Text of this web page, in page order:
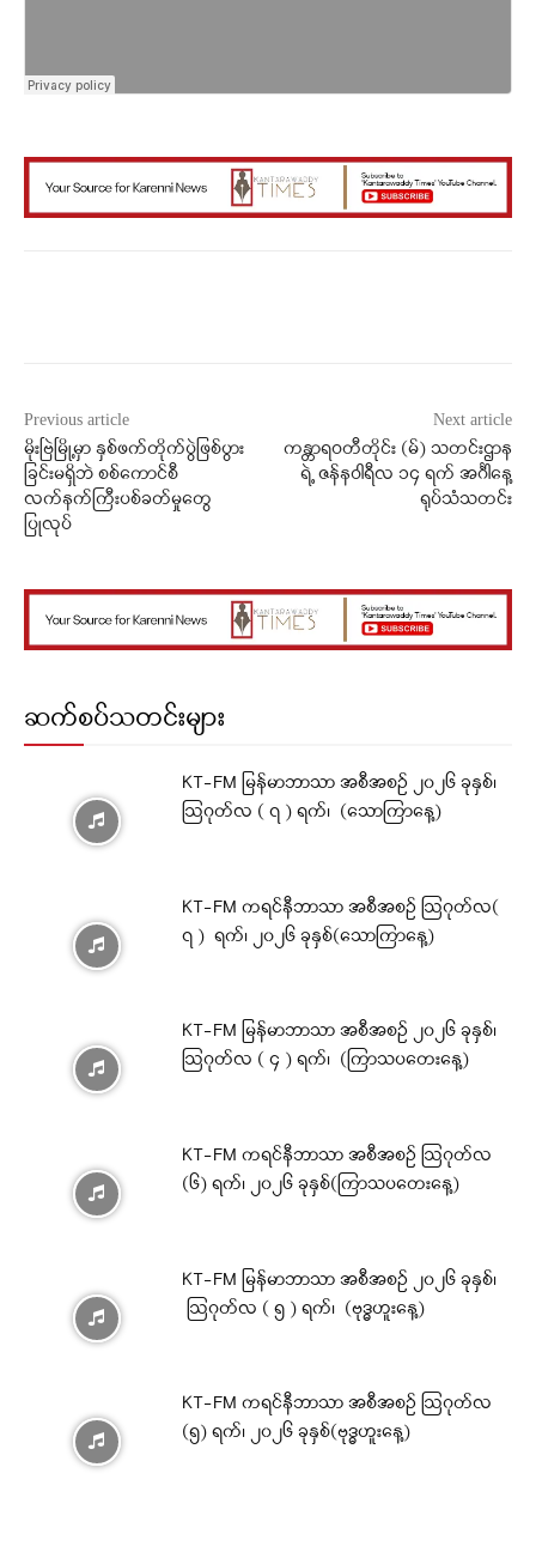
Previous article
မိုးဗြဲမြို့မှာ နှစ်ဖက်တိုက်ပွဲဖြစ်ပွား
ခြင်းမရှိဘဲ စစ်ကောင်စီ
လက်နက်ကြီးပစ်ခတ်မှုတွေ
ပြုလုပ်
Next article
ကန္တာရဝတီတိုင်း (မ်) သတင်းဌာန
ရဲ့ ဇန်နဝါရီလ ၁၄ ရက် အင်္ဂါနေ့
ရုပ်သံသတင်း
ဆက်စပ်သတင်းများ
KT-FM မြန်မာဘာသာ အစီအစဉ် ၂၀၂၆ ခုနှစ်၊
ဩဂုတ်လ ( ၇ ) ရက်၊ (သောကြာနေ့)
KT-FM ကရင်နီဘာသာ အစီအစဉ် ဩဂုတ်လ(
၇ ) ရက်၊ ၂၀၂၆ ခုနှစ်(သောကြာနေ့)
KT-FM မြန်မာဘာသာ အစီအစဉ် ၂၀၂၆ ခုနှစ်၊
ဩဂုတ်လ ( ၄ ) ရက်၊ (ကြာသပတေးနေ့)
KT-FM ကရင်နီဘာသာ အစီအစဉ် ဩဂုတ်လ
(၆) ရက်၊ ၂၀၂၆ ခုနှစ်(ကြာသပတေးနေ့)
KT-FM မြန်မာဘာသာ အစီအစဉ် ၂၀၂၆ ခုနှစ်၊
ဩဂုတ်လ ( ၅ ) ရက်၊ (ဗုဒ္ဓဟူးနေ့)
KT-FM ကရင်နီဘာသာ အစီအစဉ် ဩဂုတ်လ
(၅) ရက်၊ ၂၀၂၆ ခုနှစ်(ဗုဒ္ဓဟူးနေ့)